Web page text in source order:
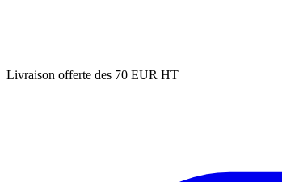
Livraison offerte des 70 EUR HT